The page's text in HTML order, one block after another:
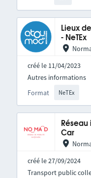
Lieux
- NeTEx
créé le 11/04/2023
Format NeTEx
Autres informations
Car
créé le 27/09/2024
Transport public